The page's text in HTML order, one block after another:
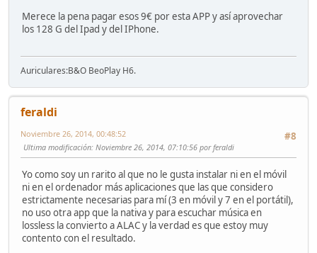
Merece la pena pagar esos 9€ por esta APP y así aprovechar
los 128 G del Ipad y del IPhone.
Auriculares:B&O BeoPlay H6.
feraldi
#8
Noviembre 26, 2014, 00:48:52
Ultima modificación: Noviembre 26, 2014, 07:10:56 por feraldi
Yo como soy un rarito al que no le gusta instalar ni en el móvil
ni en el ordenador más aplicaciones que las que considero
estrictamente necesarias para mí (3 en móvil y 7 en el portátil),
no uso otra app que la nativa y para escuchar música en
lossless la convierto a ALAC y la verdad es que estoy muy
contento con el resultado.